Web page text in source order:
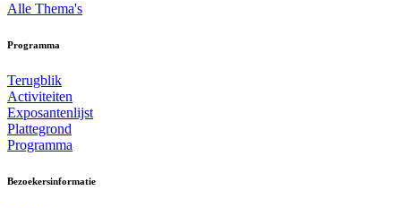
Alle Thema's
Programma
Terugblik
Activiteiten
Exposantenlijst
Plattegrond
Programma
Bezoekersinformatie